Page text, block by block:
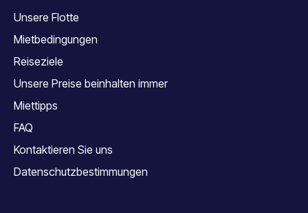
Unsere Flotte
Mietbedingungen
Reiseziele
Unsere Preise beinhalten immer
Miettipps
FAQ
Kontaktieren Sie uns
Datenschutzbestimmungen